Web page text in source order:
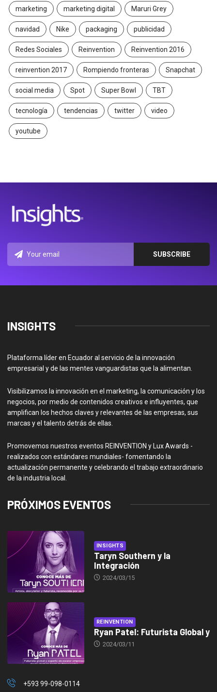
marketing marketing digital Maruri Grey
navidad Nike packaging publicidad
Redes Sociales Reinvention Reinvention 2016
reinvention 2017 Rompiendo fronteras Snapchat
social media Spot Super Bowl TBT
tecnología tendencias twitter video
youtube
INSIGHTS
Plataforma líder en Ecuador al servicio de la innovación
empresarial y de las mentes vanguardistas que la alimentan.
Visibilizamos la innovación en el marketing, la comunicación y los
negocios, por medio de contenidos creativos e influyentes, que
amplifican los hechos claves y relevantes de las empresas, sus
marcas y el talento detrás de ellas.
Promovemos nuestros eventos REINVENTION y Lux Awards -
realizados con estándares mundiales- fomentando la
actualización permanente y celebrando el trabajo extraordinario
de la industria local.
PRÓXIMOS EVENTOS
INSIGHTS
Taryn Southern y la
Integración
2024/03/15
REINVENTION
Ryan Patel: Futurista Global y
2024/03/11
+593 99-098-0114